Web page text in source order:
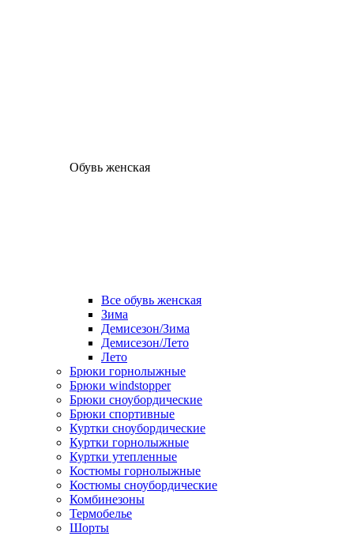
Обувь женская
Все обувь женская
Зима
Демисезон/Зима
Демисезон/Лето
Лето
Брюки горнолыжные
Брюки windstopper
Брюки сноубордические
Брюки спортивные
Куртки сноубордические
Куртки горнолыжные
Куртки утепленные
Костюмы горнолыжные
Костюмы сноубордические
Комбинезоны
Термобелье
Шорты